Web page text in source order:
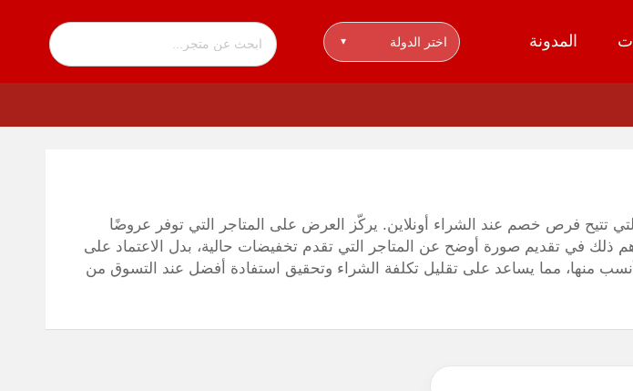
المدونة اختر الدولة ▾
تتيح فرص خصم عند الشراء أونلاين. يركّز العرض على المتاجر التي توفر عروضًا
ذلك في تقديم صورة أوضح عن المتاجر التي تقدم تخفيضات حالية، بدل الاعتماد على
منها، مما يساعد على تقليل تكلفة الشراء وتحقيق استفادة أفضل عند التسوق من